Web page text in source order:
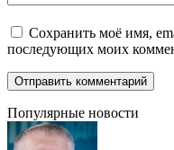
Сохранить моё имя,
последующих моих
Популярные новости